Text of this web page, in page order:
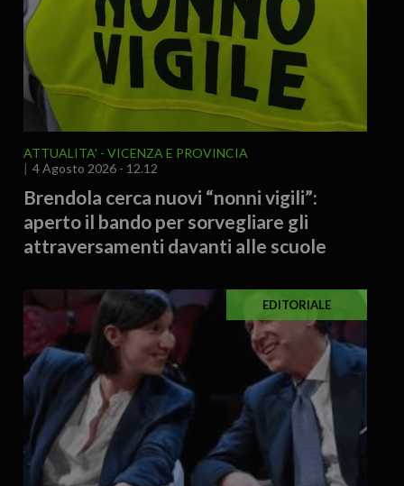
ATTUALITA'
VICENZA E PROVINCIA
4 Agosto 2026 - 12.12
Brendola cerca nuovi “nonni vigili”:
aperto il bando per sorvegliare gli
attraversamenti davanti alle scuole
EDITORIALE